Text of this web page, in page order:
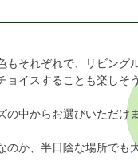
それぞれで、リビング
イスすることも楽しそう
中からお選びいただけま
か、半日陰な場所でも